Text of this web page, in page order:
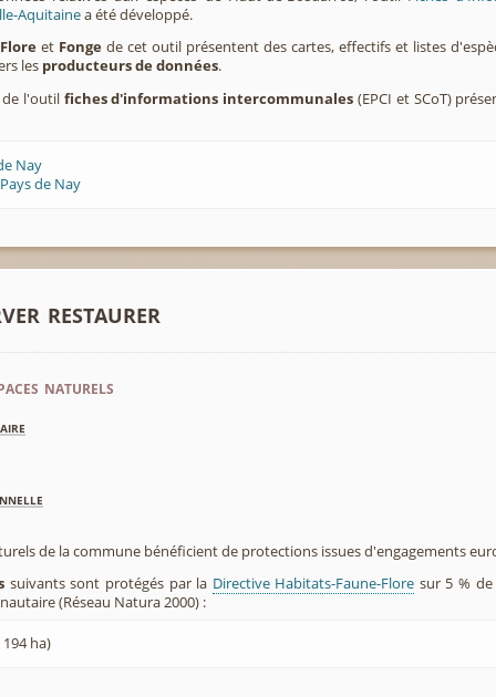
Aquitainea été développé.
Flore et Fonge de cet outil présentent des cartes, effectifs et listes
les producteurs de données.
de l'outil fiches d'informations intercommunales (EPCI et SCoT)
Nay
de Nay
restaurer
naturels
de la commune bénéficient de protections issues d'engagements
suivants sont protégés par la Directive Habitats-Faune-Flore sur 5 %
(Réseau Natura 2000) :
ha)